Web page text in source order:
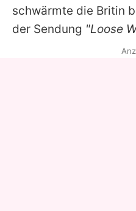
schwärmte die Britin
der Sendung "Loose